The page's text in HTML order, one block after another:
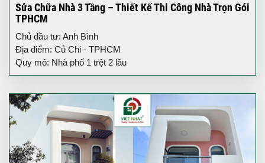
Sửa Chữa Nhà 3 Tầng – Thiết Kế Thi Công Nhà Trọn Gói
TPHCM
Chủ đầu tư: Anh Bình
Địa điểm: Củ Chi - TPHCM
Quy mô: Nhà phố 1 trệt 2 lầu